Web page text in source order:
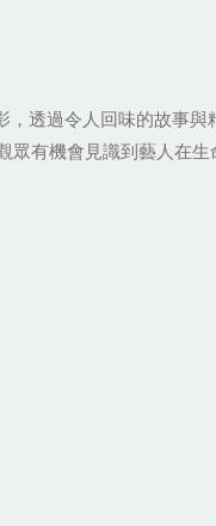
透過令人回味的故事
有機會見識到藝人在